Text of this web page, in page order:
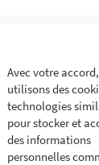
Avec votre
utilisons des
technologies
pour stocker et
des informations
personnelles
une parfaite
libre selon la
- Prix au kg: 140€